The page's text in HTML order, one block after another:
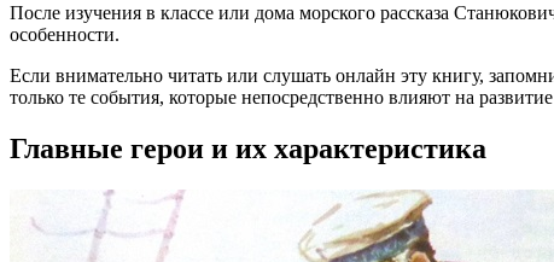
После изучения в классе или дома морского рассказа
особенности.
Если внимательно читать или слушать онлайн эту книгу,
только те события, которые непосредственно влияют на
Главные герои и их характеристика